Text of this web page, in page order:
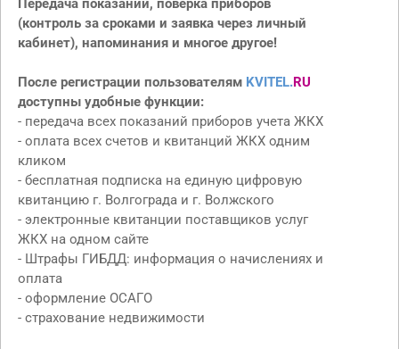
Передача показаний, поверка приборов
(контроль за сроками и заявка через личный
кабинет), напоминания и многое другое!
После регистрации пользователям KVITEL.RU
доступны удобные функции:
- передача всех показаний приборов учета ЖКХ
- оплата всех счетов и квитанций ЖКХ одним
кликом
- бесплатная подписка на единую цифровую
квитанцию г. Волгограда и г. Волжского
- электронные квитанции поставщиков услуг
ЖКХ на одном сайте
- Штрафы ГИБДД: информация о начислениях и
оплата
- оформление ОСАГО
- страхование недвижимости